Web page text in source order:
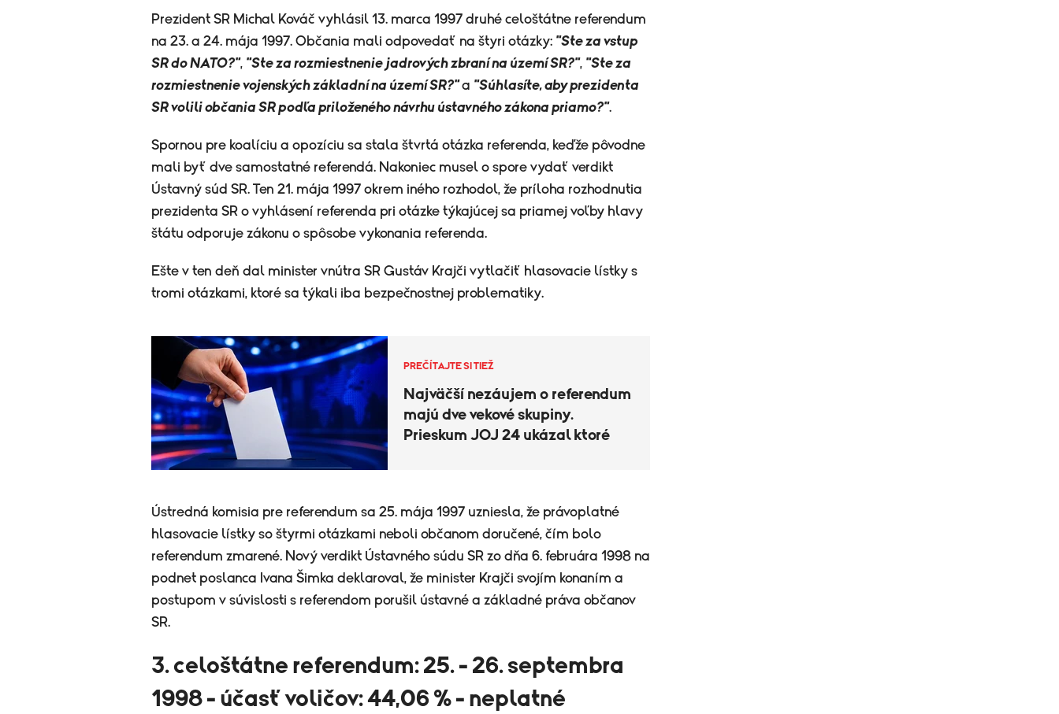
Prezident SR Michal Kováč vyhlásil 13. marca 1997 druhé celoštátne referendum
na 23. a 24. mája 1997. Občania mali odpovedať na štyri otázky: "Ste za vstup
SR do NATO?", "Ste za rozmiestnenie jadrových zbraní na území SR?", "Ste za
rozmiestnenie vojenských základní na území SR?"a "Súhlasíte, aby prezidenta
SR volili občania SR podľa priloženého návrhu ústavného zákona priamo?".
Spornou pre koalíciu a opozíciu sa stala štvrtá otázka referenda, keďže pôvodne
mali byť dve samostatné referendá. Nakoniec musel o spore vydať verdikt
Ústavný súd SR. Ten 21. mája 1997 okrem iného rozhodol, že príloha rozhodnutia
prezidenta SR o vyhlásení referenda pri otázke týkajúcej sa priamej voľby hlavy
štátu odporuje zákonu o spôsobe vykonania referenda.
Ešte v ten deň dal minister vnútra SR Gustáv Krajči vytlačiť hlasovacie lístky s
tromi otázkami, ktoré sa týkali iba bezpečnostnej problematiky.
PREČÍTAJTE SI TIEŽ
Najväčší nezáujem o referendum
majú dve vekové skupiny.
Prieskum JOJ 24 ukázal ktoré
Ústredná komisia pre referendum sa 25. mája 1997 uzniesla, že právoplatné
hlasovacie lístky so štyrmi otázkami neboli občanom doručené, čím bolo
referendum zmarené. Nový verdikt Ústavného súdu SR zo dňa 6. februára 1998 na
podnet poslanca Ivana Šimka deklaroval, že minister Krajči svojím konaním a
postupom v súvislosti s referendom porušil ústavné a základné práva občanov
SR.
3. celoštátne referendum: 25. - 26. septembra
1998 - účasť voličov: 44,06 % - neplatné